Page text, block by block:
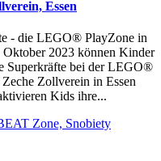
Essen
- die LEGO® PlayZone in
2023 können Kinder
Superkräfte bei der LEGO®
Zollverein in Essen
Kids ihre...